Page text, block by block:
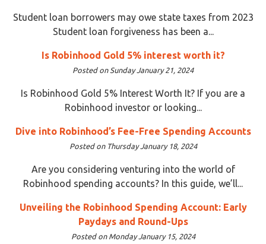
Student loan borrowers may owe state taxes from 2023
Student loan forgiveness has been a...
Is Robinhood Gold 5% interest worth it?
Posted on Sunday January 21, 2024
Is Robinhood Gold 5% Interest Worth It? If you are a
Robinhood investor or looking...
Dive into Robinhood’s Fee-Free Spending Accounts
Posted on Thursday January 18, 2024
Are you considering venturing into the world of
Robinhood spending accounts? In this guide, we’ll...
Unveiling the Robinhood Spending Account: Early
Paydays and Round-Ups
Posted on Monday January 15, 2024